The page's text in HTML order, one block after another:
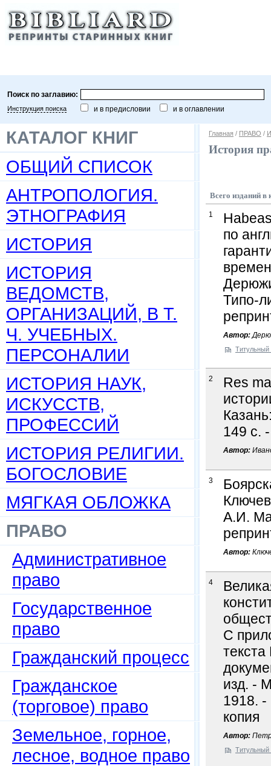
Поиск по заглавию:
Инструкция поиска и в предисловии и в оглавлении
КАТАЛОГ КНИГ
ОБЩИЙ СПИСОК
АНТРОПОЛОГИЯ.
ЭТНОГРАФИЯ
ИСТОРИЯ
ИСТОРИЯ
ВЕДОМСТВ,
ОРГАНИЗАЦИЙ, В Т.
Ч. УЧЕБНЫХ.
ПЕРСОНАЛИИ
ИСТОРИЯ НАУК,
ИСКУССТВ,
ПРОФЕССИЙ
ИСТОРИЯ РЕЛИГИИ.
БОГОСЛОВИЕ
МЯГКАЯ ОБЛОЖКА
ПРАВО
Административное
право
Государственное
право
Гражданский процесс
Гражданское
(торговое) право
Земельное, горное,
лесное, водное право
Главная / ПРАВО /
История
Всего изданий
1
по
Типо-
Автор:
Титульный
2
Res
149 с.
Автор:
3
А.И.
Автор:
4
С
изд. -
1918.
копия
Автор:
Титульный